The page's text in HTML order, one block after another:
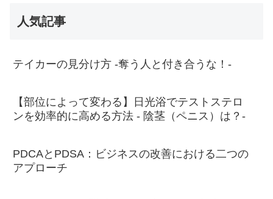
人気記事
テイカーの見分け方 -奪う人と付き合うな！-
【部位によって変わる】日光浴でテストステロ
ンを効率的に高める方法 - 陰茎（ペニス）は？-
PDCAとPDSA：ビジネスの改善における二つの
アプローチ